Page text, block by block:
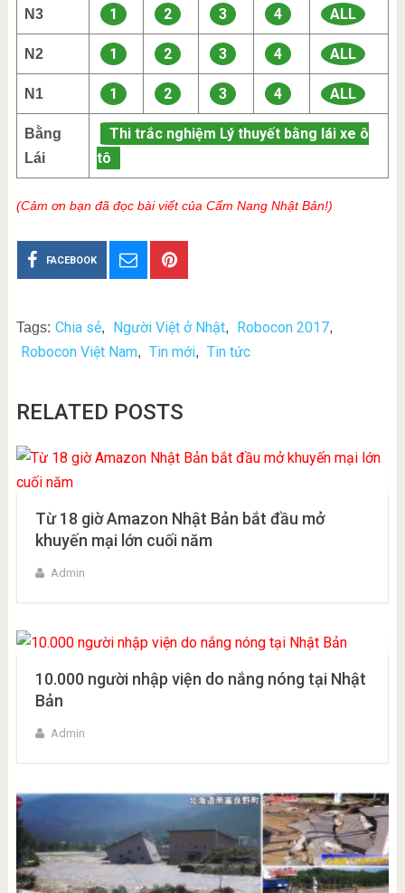
N3 1 2 3 4 ALL
N2 1 2 3 4 ALL
N1 1 2 3 4 ALL
Bằng
Lái
Thi trắc nghiệm Lý thuyết bằng lái xe ô
tô
(Cảm ơn bạn đã đọc bài viết của Cẩm Nang Nhật Bản!)
FACEBOOK
Tags: Chia sẻ, Người Việt ở Nhật, Robocon 2017,
Robocon Việt Nam, Tin mới, Tin tức
RELATED POSTS
Từ 18 giờ Amazon Nhật Bản bắt đầu mở
khuyến mại lớn cuối năm
Admin
10.000 người nhập viện do nắng nóng tại Nhật
Bản
Admin